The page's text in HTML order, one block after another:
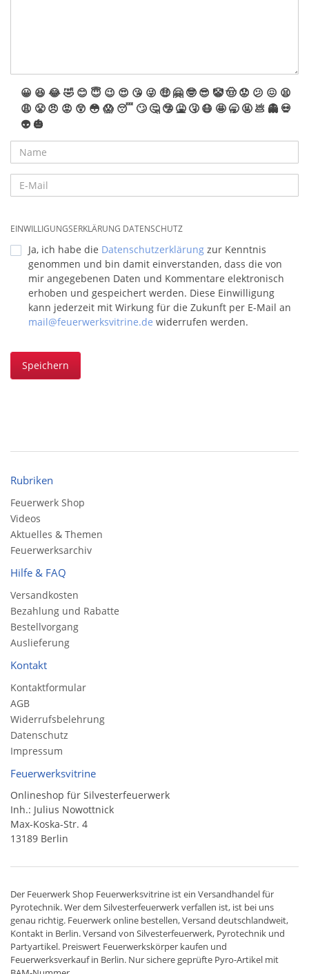
😀 😆 😂🤣 😊 😇 😉 😍 😘 😜 🤑 🤗 🤓 😎 🤡🤠 😟 😕 😖 😫
😩 😤 😠 😡 😲 😳 😱 😴 🙄 🤔 🤥 🤮 🤧 😷 🤩 🥱 🤬 💩 👻 💀
👽 🎃
EINWILLIGUNGSERKLÄRUNG DATENSCHUTZ
Ja, ich habe die Datenschutzerklärung zur Kenntnis
genommen und bin damit einverstanden, dass die von
mir angegebenen Daten und Kommentare elektronisch
erhoben und gespeichert werden. Diese Einwilligung
kann jederzeit mit Wirkung für die Zukunft per E-Mail an
mail@feuerwerksvitrine.de widerrufen werden.
Speichern
Rubriken
Feuerwerk Shop
Videos
Aktuelles & Themen
Feuerwerksarchiv
Hilfe & FAQ
Versandkosten
Bezahlung und Rabatte
Bestellvorgang
Auslieferung
Kontakt
Kontaktformular
AGB
Widerrufsbelehrung
Datenschutz
Impressum
Feuerwerksvitrine
Onlineshop für Silvesterfeuerwerk
Inh.: Julius Nowottnick
Max-Koska-Str. 4
13189 Berlin
Der Feuerwerk Shop Feuerwerksvitrine ist ein Versandhandelfür
Pyrotechnik. Wer dem Silvesterfeuerwerk verfallen ist, ist bei uns
genau richtig. Feuerwerk online bestellen,Versand deutschlandweit,
Kontakt in Berlin. Versand von Silvesterfeuerwerk, Pyrotechnik und
Partyartikel. Preiswert Feuerwerkskörper kaufen und
Feuerwerksverkauf in Berlin. Nur sichere geprüfte Pyro-Artikel mit